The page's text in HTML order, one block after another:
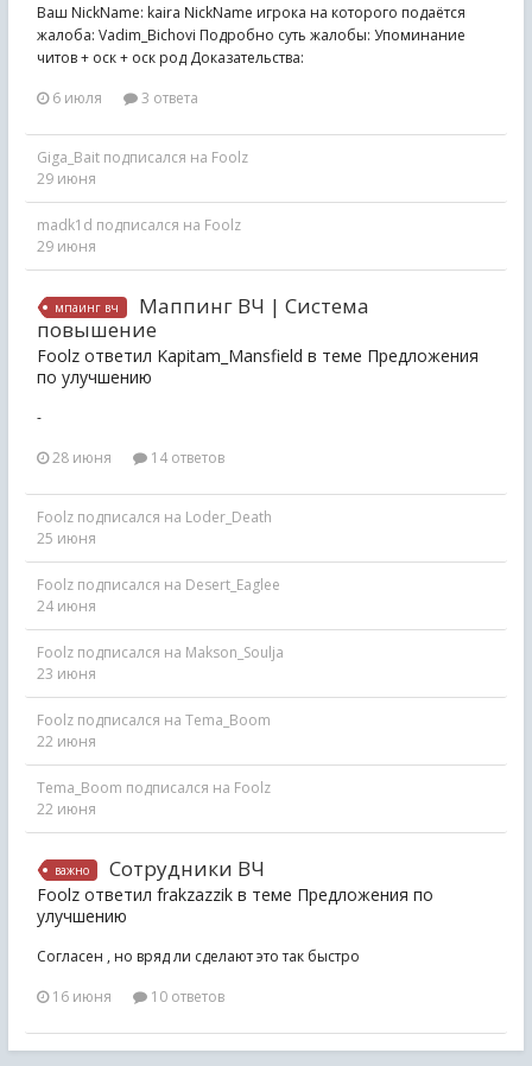
Ваш NickName: kaira NickName игрока на которого подаётся
жалоба: Vadim_Bichovi Подробно суть жалобы: Упоминание
читов + оск + оск род Доказательства:
6 июля
3 ответа
Giga_Bait подписался на Foolz
29 июня
madk1d подписался на Foolz
29 июня
мпаинг вч
Маппинг ВЧ | Система
повышение
Foolz ответил Kapitam_Mansfield в теме Предложения
по улучшению
-
28 июня
14 ответов
Foolz подписался на Loder_Death
25 июня
Foolz подписался на Desert_Eaglee
24 июня
Foolz подписался на Makson_Soulja
23 июня
Foolz подписался на Tema_Boom
22 июня
Tema_Boom подписался на Foolz
22 июня
важно Сотрудники ВЧ
Foolz ответил frakzazzik в теме Предложения по
улучшению
Согласен , но вряд ли сделают это так быстро
16 июня
10 ответов